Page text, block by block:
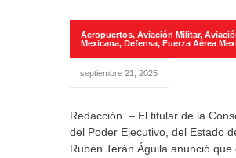
Aeropuertos, Aviación Militar,
Mexicana, Defensa, Fuerza Aérea
septiembre 21, 2025
Redacción. – El titular de la
del Poder Ejecutivo, del Estado
Rubén Terán Águila anunció